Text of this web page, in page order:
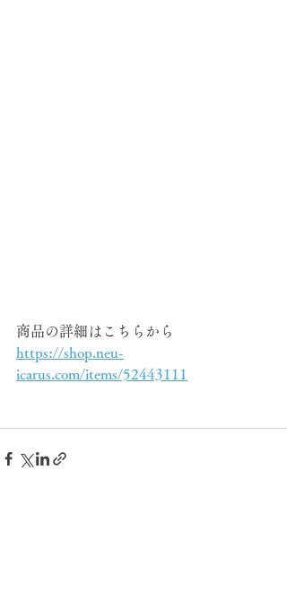
⁡商品の詳細はこちらから
https://shop.neu-
icarus.com/items/52443111